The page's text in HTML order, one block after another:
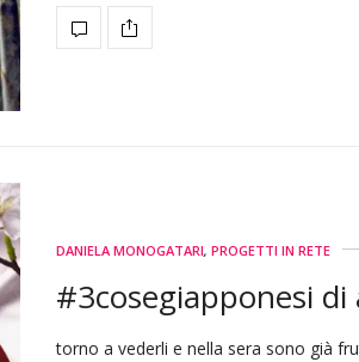
DANIELA MONOGATARI, PROGETTI IN RETE
#3cosegiapponesi di
torno a vederli e nella sera sono già